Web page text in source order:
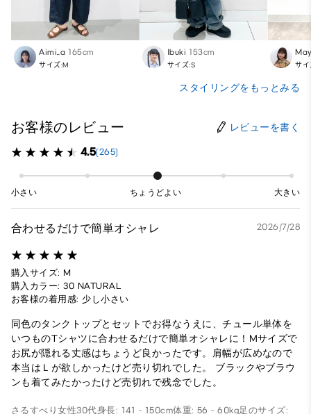
Aimi_a 165cm
サイズ:M
Ibuki 153cm
サイズ:S サ
スタイリングをもっとみる
お客様のレビュー レビューを書く
4.5(265)
小さい ちょうどよい 大きい
合わせるだけで簡単オシャレ 2026/7/28
購入サイズ: M
購入カラー: 30 NATURAL
お客様の着用感: 少し小さい
同色のタンクトップとセットでお得なうえに、チュール単体を
いつものTシャツに合わせるだけで簡単オシャレに！Mサイズで
お尻が隠れる丈感はちょうど良かったです。肩幅が広めなので
本当はＬが欲しかったけど売り切れでした。 ブラックやブラウ
ンも着てみたかったけど売切れで残念でした。
さるすべり女性30代身長: 141 - 150cm体重: 56 - 60kg足のサイズ: